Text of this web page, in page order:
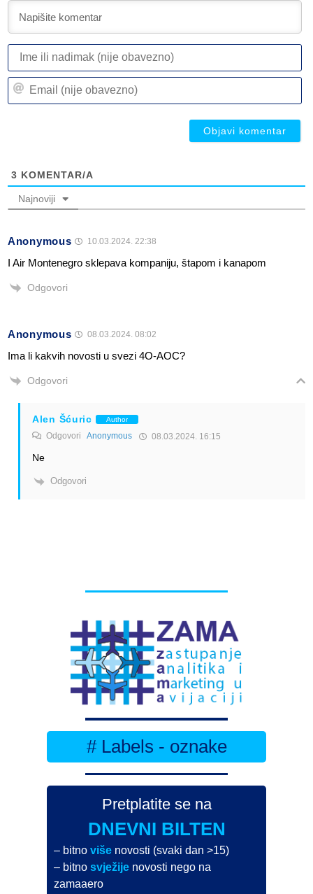
3 KOMENTAR/A
Najnoviji
Anonymous 10.03.2024. 22:38
I Air Montenegro sklepava kompaniju, štapom i kanapom
Odgovori
Anonymous 08.03.2024. 08:02
Ima li kakvih novosti u svezi 4O-AOC?
Odgovori
Alen Šćuric Author
Odgovori Anonymous 08.03.2024. 16:15
Ne
Odgovori
# Labels - oznake
Pretplatite se na
DNEVNI BILTEN
– bitnoviše novosti (svaki dan >15)
– bitnosvježije novosti nego na
zamaaero